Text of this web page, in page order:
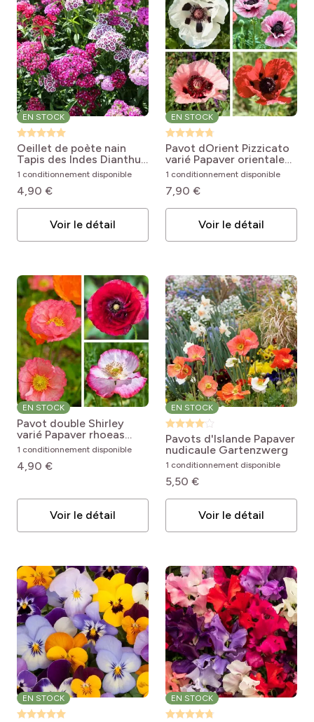
EN STOCK
Oeillet de poète nain
Tapis des Indes Dianthus
barbatus Indian Carpet
Mixed
1 conditionnement disponible
4,90 €
Voir le détail
EN STOCK
Pavot dOrient Pizzicato
varié Papaver orientale
Pizzicato Mix
1 conditionnement disponible
7,90 €
Voir le détail
EN STOCK
Pavot double Shirley
varié Papaver rhoeas
Shirley Mix
1 conditionnement disponible
4,90 €
Voir le détail
EN STOCK
Pavots d'Islande Papaver
nudicaule Gartenzwerg
1 conditionnement disponible
5,50 €
Voir le détail
EN STOCK EN STOCK